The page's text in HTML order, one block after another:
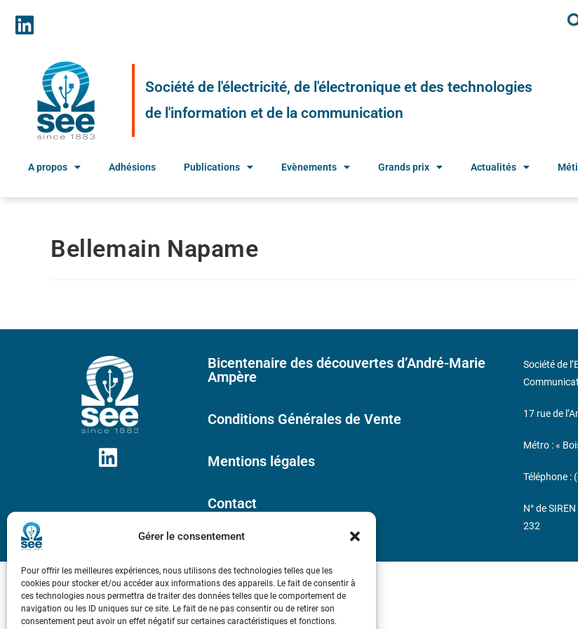
Gérer le consentement
Pour offrir les meilleures expériences, nous utilisons des technologies telles que les
cookies pour stocker et/ou accéder aux informations des appareils. Le fait de consentir à
ces technologies nous permettra de traiter des données telles que le comportement de
navigation ou les ID uniques sur ce site. Le fait de ne pas consentir ou de retirer son
consentement peut avoir un effet négatif sur certaines caractéristiques et fonctions.
Société de l'électricité, de l'électronique et des technologies
de l'information et de la communication
A propos Adhésions Publications Evènements Grands prix Actualités
Bellemain Napame
Bicentenaire des découvertes d’André-Marie
Ampère
Conditions Générales de Vente
Mentions légales
Contact
Société de
17 rue de
Métro : «
Téléphone :
N° de
232